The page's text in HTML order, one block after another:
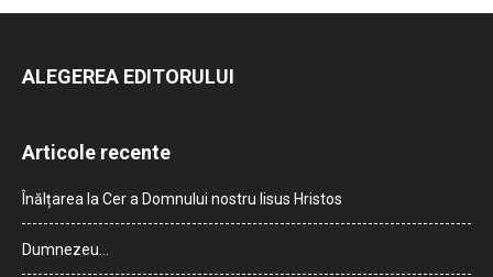
ALEGEREA EDITORULUI
Articole recente
Înălțarea la Cer a Domnului nostru Iisus Hristos
Dumnezeu…